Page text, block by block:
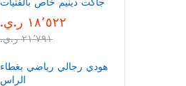
١٨٬٥٢٢ ر.ي.‏
٢١٬٧٩١ ر.ي.‏
هودي رجالي رياضي بغطاء
الراس